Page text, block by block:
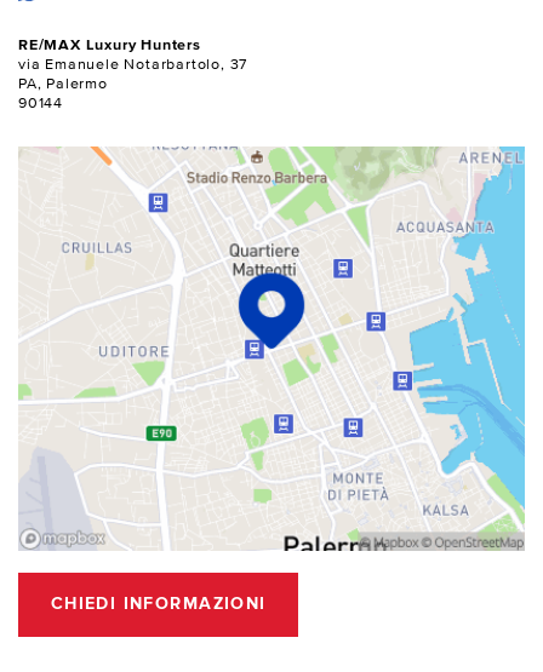
RE/MAX Luxury Hunters
via Emanuele Notarbartolo, 37
PA, Palermo
90144
CHIEDI INFORMAZIONI